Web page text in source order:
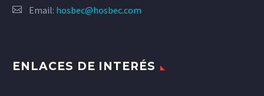
Email: hosbec@hosbec.com
ENLACES DE INTERÉS